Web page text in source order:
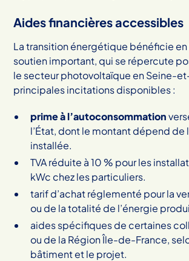
Aides financières accessibles
La transition énergétique bénéficie en
soutien important, qui se répercute
le secteur photovoltaïque en Seine-
principales incitations disponibles :
prime à l’autoconsommation
l’État, dont le montant dépend de
installée.
TVA réduite à 10 % pour les
kWc chez les particuliers.
tarif d’achat réglementé pour la
ou de la totalité de l’énergie
aides spécifiques de certaines
ou de la Région Île-de-France,
bâtiment et le projet.